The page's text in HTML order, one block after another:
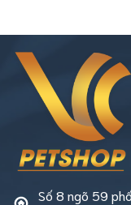
Số 8 ngõ 59